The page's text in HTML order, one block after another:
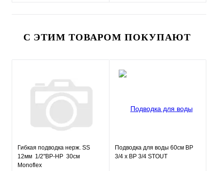
С ЭТИМ ТОВАРОМ ПОКУПАЮТ
Гибкая подводка нерж. SS
12мм 1/2"ВР-НР 30см
Monoflex
Подводка для воды 60см ВР
3/4 х ВР 3/4 STOUT